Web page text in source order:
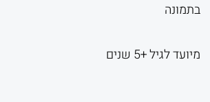
בתמונה
מיועד לגיל +5 שנים